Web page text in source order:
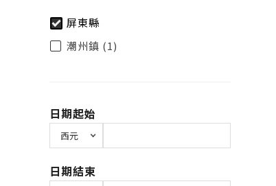
屏東縣
潮州鎮 (1)
日期起始
日期結束